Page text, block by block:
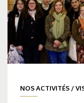
NOS ACTIVITÉS /